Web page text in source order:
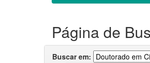
Página de
Buscar em: